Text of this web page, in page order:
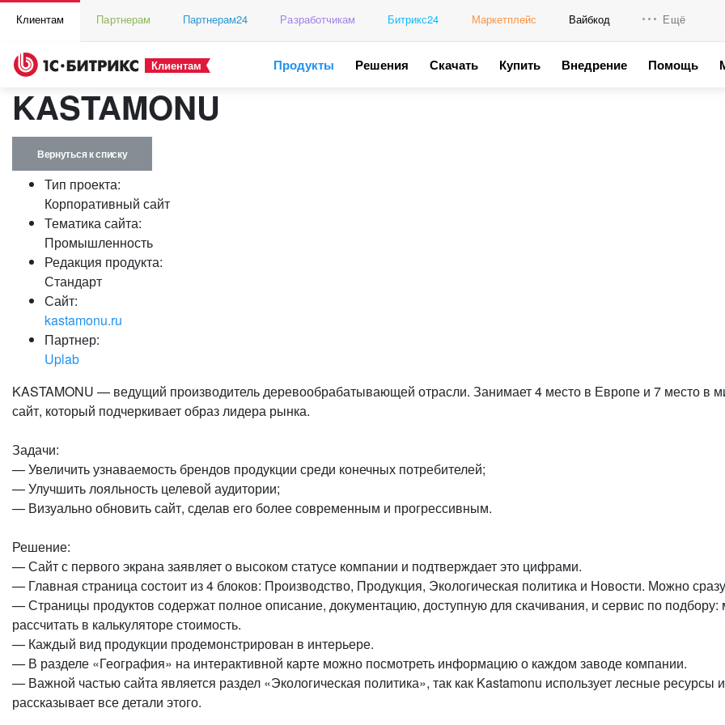
Клиентам Партнерам Партнерам24 Разработчикам Битрикс24 Маркетплейс Вайбкод Ещё
Клиентам Продукты Решения Скачать Купить Внедрение Помощь
KASTAMONU
Вернуться к списку
Тип проекта:
Корпоративный сайт
Тематика сайта:
Промышленность
Редакция продукта:
Стандарт
Сайт:
kastamonu.ru
Партнер:
Uplab
KASTAMONU — ведущий производитель дерево­обрабатывающей отрасли. Занимает 4 место в Европе и 7 место в
сайт, который подчеркивает образ лидера рынка.
Задачи:
— Увеличить узнаваемость брендов продукции среди конечных потребителей;
— Улучшить лояльность целевой аудитории;
— Визуально обновить сайт, сделав его более современным и прогрессивным.
Решение:
— Сайт с первого экрана заявляет о высоком статусе компании и подтверждает это цифрами.
— Главная страница состоит из 4 блоков: Производство, Продукция, Экологическая политика и Новости. Можно
— Страницы продуктов содержат полное описание, документацию, доступную для скачивания, и сервис по
рассчитать в калькуляторе стоимость.
— Каждый вид продукции продемонстрирован в интерьере.
— В разделе «География» на интерактивной карте можно посмотреть информацию о каждом заводе компании.
— Важной частью сайта является раздел «Экологическая политика», так как Kastamonu использует лесные ресурсы
рассказывает все детали этого.